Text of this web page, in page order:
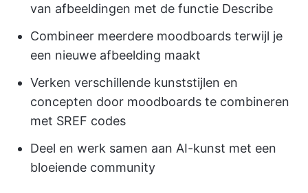
van afbeeldingen met de functie Describe
Combineer meerdere moodboards terwijl je
een nieuwe afbeelding maakt
Verken verschillende kunststijlen en
concepten door moodboards te combineren
met SREF codes
Deel en werk samen aan AI-kunst met een
bloeiende community